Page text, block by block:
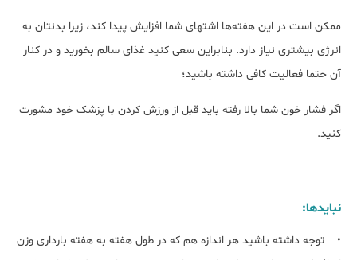
ممکن است در این هفته‌ها اشتهای شما افزایش پیدا کند، زیرا بدنتان به
انرژی بیشتری نیاز دارد. بنابراین سعی کنید غذای سالم بخورید و در کنار
آن حتما فعالیت کافی داشته باشید؛
اگر فشار خون شما بالا رفته باید قبل از ورزش کردن با پزشک خود مشورت
کنید.
نبایدها:
• توجه داشته باشید هر اندازه هم که در طول هفته به هفته بارداری وزن